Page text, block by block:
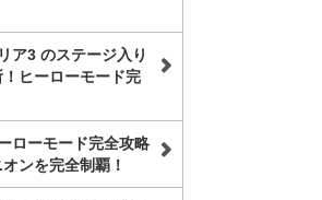
ア3 のステージ入り
ヒーローモード完
ローモード完全攻略
ンを完全制覇！